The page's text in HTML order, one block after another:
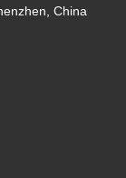
China